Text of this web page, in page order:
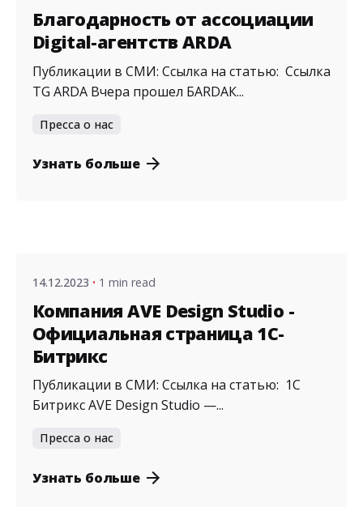
Благодарность от ассоциации
Digital-агентств ARDA
Публикации в СМИ: Ссылка на статью: Ссылка
TG ARDA Вчера прошел БARDAК...
Пресса о нас
Узнать больше
14.12.2023 1 min read
Компания AVE Design Studio -
Официальная страница 1С-
Битрикс
Публикации в СМИ: Ссылка на статью: 1С
Битрикс AVE Design Studio —...
Пресса о нас
Узнать больше